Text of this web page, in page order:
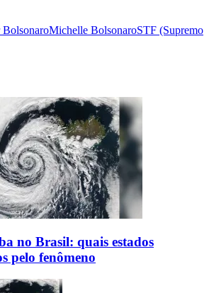
BolsonaroMichelle BolsonaroSTF (Supremo
no Brasil: quais estados
pelo fenômeno